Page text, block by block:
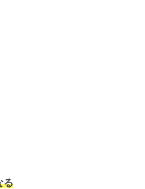
る